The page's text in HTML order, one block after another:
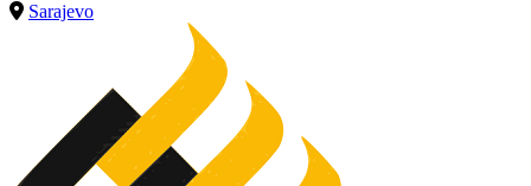
Sarajevo